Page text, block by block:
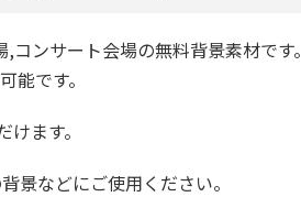
ンサート会場の無料背景素材です。
能です。
ます。
景などにご使用ください。